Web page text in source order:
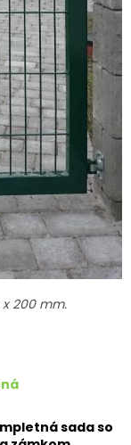
200 mm.
sada so